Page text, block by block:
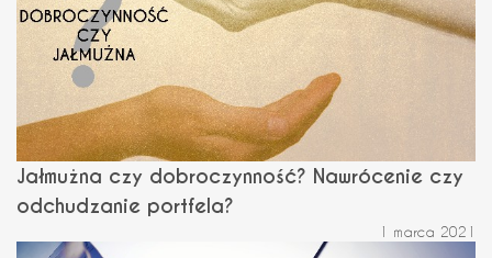
Jałmużna czy dobroczynność? Nawrócenie czy
odchudzanie portfela?
1 marca 2021